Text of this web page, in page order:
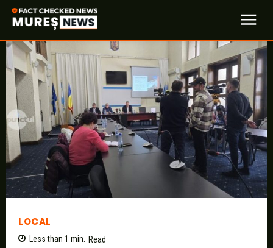
LOCAL
Less than 1 min. Read